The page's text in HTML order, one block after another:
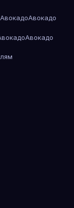
АвокадоАвокадо
Авокадо